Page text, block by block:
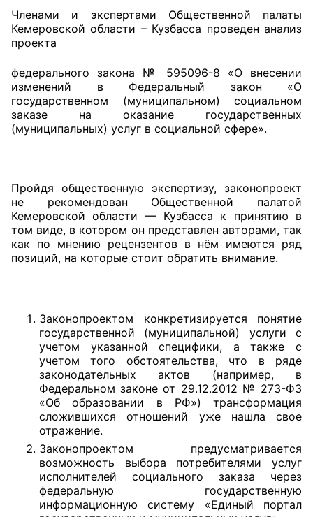
независимой оценки качества условий
оказания услуг
О Палате
Структура Палаты
Комиссии
Совет ОП КО
Общественный штаб
Члены ОП КО
Регламент ОП КО
Кодекс этики ОП КО
Положения
Соглашения
Рекомендации
Порядок работы ЦОН
Аппарат ОП КО
Членами и экспертами Общественной палаты
Кемеровской области – Кузбасса проведен анализ
проекта
федерального закона № 595096-8 «О внесении
изменений в Федеральный закон «О
государственном (муниципальном) социальном
заказе на оказание государственных
(муниципальных) услуг в социальной сфере».
Пройдя общественную экспертизу, законопроект
не рекомендован Общественной палатой
Кемеровской области — Кузбасса к принятию в
том виде, в котором он представлен авторами, так
как по мнению рецензентов в нём имеются ряд
позиций, на которые стоит обратить внимание.
Законопроектом конкретизируется понятие
государственной (муниципальной) услуги с
учетом указанной специфики, а также с
учетом того обстоятельства, что в ряде
законодательных актов (например, в
Федеральном законе от 29.12.2012 № 273-ФЗ
«Об образовании в РФ») трансформация
сложившихся отношений уже нашла свое
отражение.
Законопроектом предусматривается
возможность выбора потребителями услуг
исполнителей социального заказа через
федеральную государственную
информационную систему «Единый портал